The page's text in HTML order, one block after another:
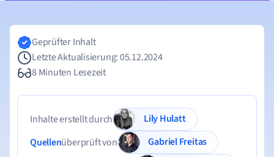
Geprüfter Inhalt
Letzte Aktualisierung: 05.12.2024
8 Minuten Lesezeit
Inhalte erstellt durch
Lily Hulatt
Quellenüberprüft von
Gabriel Freitas